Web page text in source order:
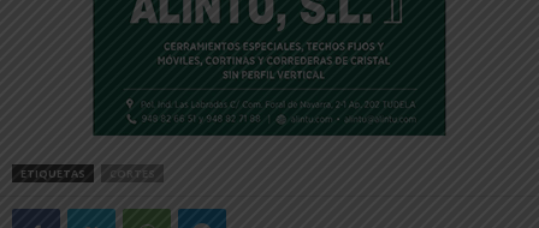
ETIQUETAS CORTES